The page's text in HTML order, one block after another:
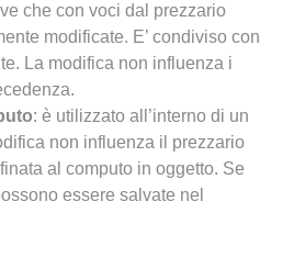
che con voci dal prezzario
modificate. E’ condiviso con
La modifica non influenza i
: è utilizzato all’interno di un
non influenza il prezzario
al computo in oggetto. Se
essere salvate nel